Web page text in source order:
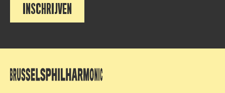
INSCHRIJVEN